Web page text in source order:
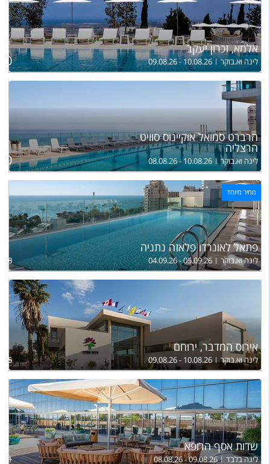
אלמא, זכרון יעקב
לינה וא.בוקר 09.08.26 - 10.08.26
הרברט סמואל אוקיינוס סוויט
הרצליה
לינה וא.בוקר 08.08.26 - 10.08.26
מחיר מיוחד
פתאל לאונרדו פלאזה נתניה
לינה וא.בוקר 04.09.26 - 05.09.26
אירוס המדבר, ירוחם
לינה וא.בוקר 09.08.26 - 10.08.26
שדות אסף הרופא
לינה בלבד 08.08.26 - 09.08.26
941